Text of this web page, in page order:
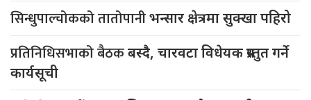
सिन्धुपाल्चोकको तातोपानीभन्सार क्षेत्रमा सुक्खा पहिरो
प्रतिनिधिसभाको बैठकबस्दै, चारवटा विधेयक प्रस्तुत गर्ने
कार्यसूची